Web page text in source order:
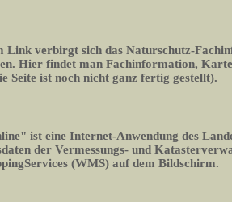
Link verbirgt sich das Naturschutz-
Hier findet man Fachinformation,
Seite ist noch nicht ganz fertig gestellt).
ist eine Internet-Anwendung des
der Vermessungs- und
(WMS) auf dem Bildschirm.